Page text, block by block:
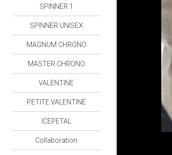
SPINNER 1
SPINNER UNISEX
MAGNUM CHRONO
MASTER CHRONO
VALENTINE
PETITE VALENTINE
ICEPETAL
Collaboration